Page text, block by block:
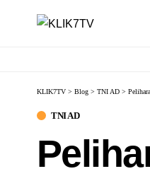
KLIK7TV > Blog > TNI AD >
TNI AD